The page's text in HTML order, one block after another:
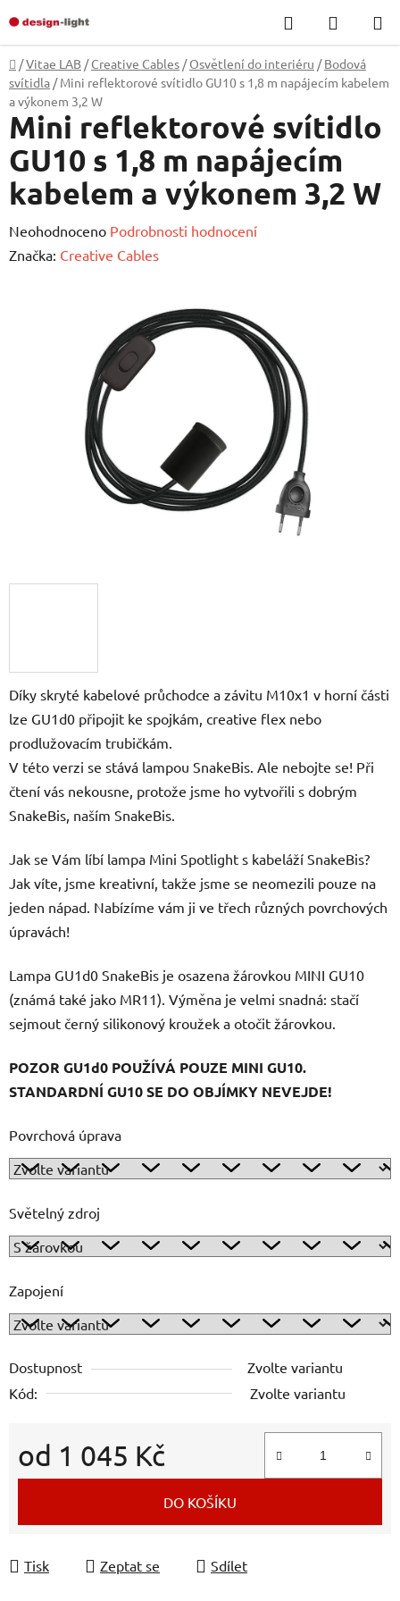
na
obsah
Hledat
KOŠÍK
Domů
/Vitae LAB / Creative Cables / Osvětlení do interiéru / Bodová
svítidla / Mini reflektorové svítidlo GU10 s 1,8 m napájecím kabelem
a výkonem 3,2 W
Díky skryté kabelové průchodce a závitu M10x1 v horní části
lze GU1d0 připojit ke spojkám, creative flex nebo
prodlužovacím trubičkám.
V této verzi se stává lampou SnakeBis. Ale nebojte se! Při
čtení vás nekousne, protože jsme ho vytvořili s dobrým
SnakeBis, naším SnakeBis.
Jak se Vám líbí lampa Mini Spotlight s kabeláží SnakeBis?
Jak víte, jsme kreativní, takže jsme se neomezili pouze na
jeden nápad. Nabízíme vám ji ve třech různých povrchových
úpravách!
Lampa GU1d0 SnakeBis je osazena žárovkou MINI GU10
(známá také jako MR11). Výměna je velmi snadná: stačí
sejmout černý silikonový kroužek a otočit žárovkou.
POZOR GU1d0 POUŽÍVÁ POUZE MINI GU10.
STANDARDNÍ GU10 SE DO OBJÍMKY NEVEJDE!
Povrchová úprava
Světelný zdroj
Zapojení
Dostupnost
Zvolte variantu
Kód:
Zvolte variantu
od 1 045 Kč
Měrná cena:
DO KOŠÍKU
Tisk Zeptat se Sdílet
Mini reflektorové svítidlo
GU10 s 1,8 m napájecím
kabelem a výkonem 3,2 W
Průměrné
hodnocení
Neohodnoceno Podrobnosti hodnocení
Značka: Creative Cables